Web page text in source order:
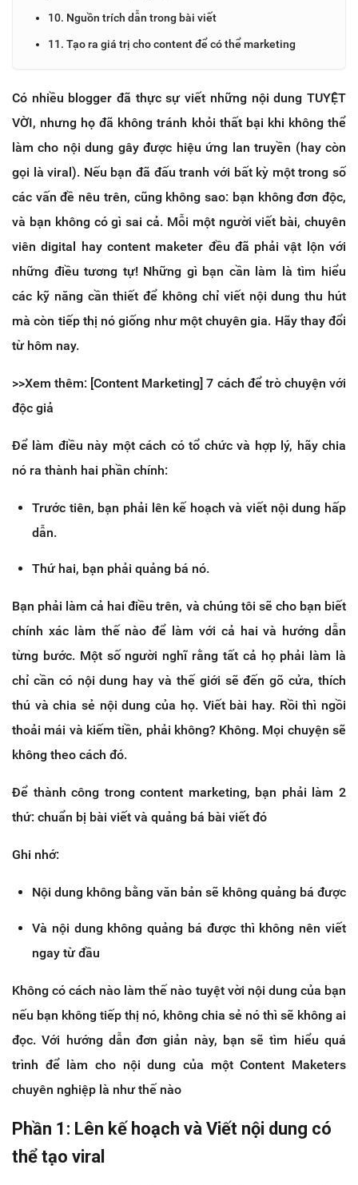
10. Nguồn trích dẫn trong bài viết
11. Tạo ra giá trị cho content để có thể marketing
Có nhiều blogger đã thực sự viết những nội dung TUYỆT
VỜI, nhưng họ đã không tránh khỏi thất bại khi không thể
làm cho nội dung gây được hiệu ứng lan truyền (hay còn
gọi là viral). Nếu bạn đã đấu tranh với bất kỳ một trong số
các vấn đề nêu trên, cũng không sao: bạn không đơn độc,
và bạn không có gì sai cả. Mỗi một người viết bài, chuyên
viên digital hay content maketer đều đã phải vật lộn với
những điều tương tự! Những gì bạn cần làm là tìm hiểu
các kỹ năng cần thiết để không chỉ viết nội dung thu hút
mà còn tiếp thị nó giống như một chuyên gia. Hãy thay đổi
từ hôm nay.
>>Xem thêm: [Content Marketing] 7 cách để trò chuyện với
độc giả
Để làm điều này một cách có tổ chức và hợp lý, hãy chia
nó ra thành hai phần chính:
Trước tiên, bạn phải lên kế hoạch và viết nội dung hấp
dẫn.
Thứ hai, bạn phải quảng bá nó.
Bạn phải làm cả hai điều trên, và chúng tôi sẽ cho bạn biết
chính xác làm thế nào để làm với cả hai và hướng dẫn
từng bước. Một số người nghĩ rằng tất cả họ phải làm là
chỉ cần có nội dung hay và thế giới sẽ đến gõ cửa, thích
thú và chia sẻ nội dung của họ. Viết bài hay. Rồi thì ngồi
thoải mái và kiếm tiền, phải không? Không. Mọi chuyện sẽ
không theo cách đó.
Để thành công trong content marketing, bạn phải làm 2
thứ: chuẩn bị bài viết và quảng bá bài viết đó
Ghi nhớ:
Nội dung không bằng văn bản sẽ không quảng bá được
Và nội dung không quảng bá được thì không nên viết
ngay từ đầu
Không có cách nào làm thế nào tuyệt vời nội dung của bạn
nếu bạn không tiếp thị nó, không chia sẻ nó thì sẽ không ai
đọc. Với hướng dẫn đơn giản này, bạn sẽ tìm hiểu quá
trình để làm cho nội dung của một Content Maketers
chuyên nghiệp là như thế nào
Phần 1: Lên kế hoạch và Viết nội dung có
thể tạo viral